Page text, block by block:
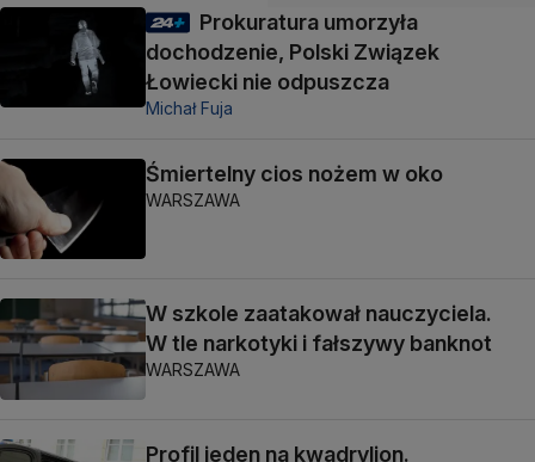
Prokuratura umorzyła
dochodzenie, Polski Związek
Łowiecki nie odpuszcza
Michał Fuja
Śmiertelny cios nożem w oko
WARSZAWA
W szkole zaatakował nauczyciela.
W tle narkotyki i fałszywy banknot
WARSZAWA
Profil jeden na kwadrylion.